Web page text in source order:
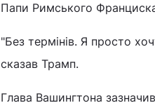
Папи Римського
"Без термінів. Я просто
сказав Трамп.
Глава Вашингтона